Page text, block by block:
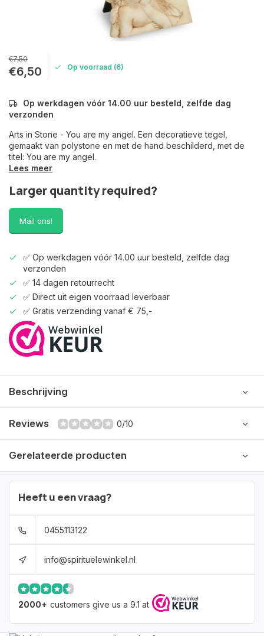
€7,50
€6,50 Op voorraad (6)
Op werkdagen vóór 14.00 uur besteld, zelfde dag
verzonden
Arts in Stone - You are my angel. Een decoratieve tegel,
gemaakt van polystone en met de hand beschilderd, met de
titel: You are my angel.
Lees meer
Larger quantity required?
Mail ons!
✅ Op werkdagen vóór 14.00 uur besteld, zelfde dag
verzonden
✅ 14 dagen retourrecht
✅ Direct uit eigen voorraad leverbaar
✅ Gratis verzending vanaf € 75,-
Beschrijving
Reviews 0/10
Gerelateerde producten
Heeft u een vraag?
0455113122
info@spirituelewinkel.nl
2000+ customers give us a 9.1 at